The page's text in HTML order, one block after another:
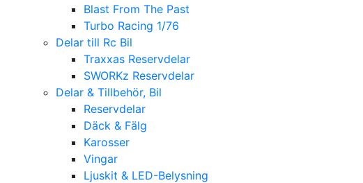
Blast From The Past
Turbo Racing 1/76
Delar till Rc Bil
Traxxas Reservdelar
SWORKz Reservdelar
Delar & Tillbehör, Bil
Reservdelar
Däck & Fälg
Karosser
Vingar
Ljuskit & LED-Belysning